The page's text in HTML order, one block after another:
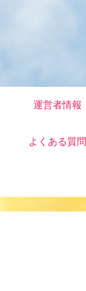
運営者情報
よくある質問